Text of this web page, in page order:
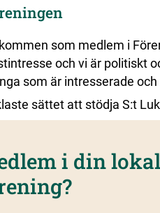
som medlem i
och vi är politiskt
som är intresserade
sättet att stödja S:t
i din